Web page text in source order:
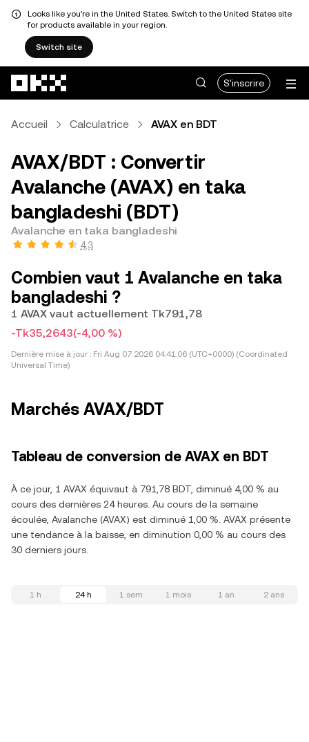
Looks like you're in the United States. Switch to the United States site
for products available in your region.
Switch site
S'inscrire
Accueil Calculatrice AVAX en BDT
AVAX/BDT : Convertir
Avalanche (AVAX) en taka
bangladeshi (BDT)
Avalanche en taka bangladeshi
4,3
Combien vaut 1 Avalanche en taka
bangladeshi ?
1 AVAX vaut actuellement Tk791,78
-Tk35,2643(-4,00 %)
Dernière mise à jour : Fri Aug 07 2026 04:41:06 (UTC+0000) (Coordinated
Universal Time)
Marchés AVAX/BDT
Tableau de conversion de AVAX en BDT
À ce jour, 1 AVAX équivaut à 791,78 BDT, diminué 4,00 % au
cours des dernières 24 heures. Au cours de la semaine
écoulée, Avalanche (AVAX) est diminué 1,00 %. AVAX présente
une tendance à la baisse, en diminution 0,00 % au cours des
30 derniers jours.
1 h 24 h 1 sem 1 mois 1 an 2 ans